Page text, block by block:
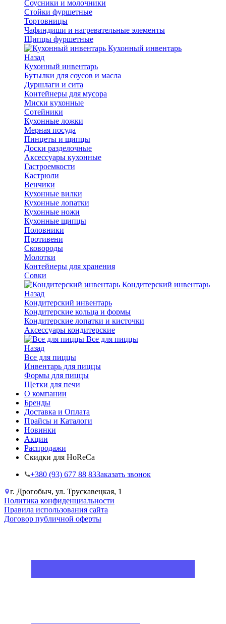
Соусники и молочники
Стойки фуршетные
Тортовницы
Чафиндиши и нагревательные элементы
Щипцы фуршетные
Кухонный инвентарь
Назад
Кухонный инвентарь
Бутылки для соусов и масла
Дуршлаги и сита
Контейнеры для мусора
Миски кухонные
Сотейники
Кухонные ложки
Мерная посуда
Пинцеты и щипцы
Доски разделочные
Аксессуары кухонные
Гастроемкости
Кастрюли
Венчики
Кухонные вилки
Кухонные лопатки
Кухонные ножи
Кухонные щипцы
Половники
Противени
Сковороды
Молотки
Контейнеры для хранения
Совки
Кондитерский инвентарь
Назад
Кондитерский инвентарь
Кондитерские кольца и формы
Кондитерские лопатки и кисточки
Аксессуары кондитерские
Все для пиццы
Назад
Все для пиццы
Инвентарь для пиццы
Формы для пиццы
Щетки для печи
О компании
Бренды
Доставка и Оплата
Прайсы и Каталоги
Новинки
Акции
Распродажи
Скидки для HoReCa
+38‎0 (93) 677 88 83Заказать звонок
г. Дрогобыч, ул. Трускавецкая, 1
Политика конфиденциальности
Правила использования сайта
Договор публичной оферты